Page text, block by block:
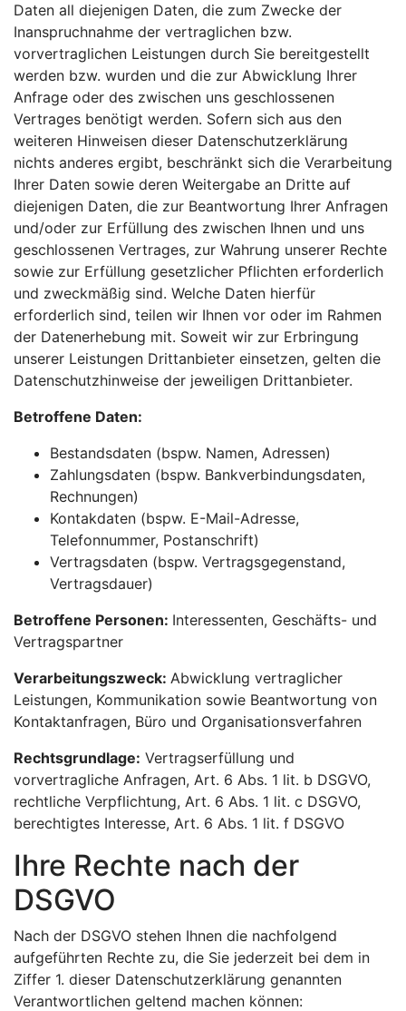
Daten all diejenigen Daten, die zum Zwecke der
Inanspruchnahme der vertraglichen bzw.
vorvertraglichen Leistungen durch Sie bereitgestellt
werden bzw. wurden und die zur Abwicklung Ihrer
Anfrage oder des zwischen uns geschlossenen
Vertrages benötigt werden. Sofern sich aus den
weiteren Hinweisen dieser Datenschutzerklärung
nichts anderes ergibt, beschränkt sich die Verarbeitung
Ihrer Daten sowie deren Weitergabe an Dritte auf
diejenigen Daten, die zur Beantwortung Ihrer Anfragen
und/oder zur Erfüllung des zwischen Ihnen und uns
geschlossenen Vertrages, zur Wahrung unserer Rechte
sowie zur Erfüllung gesetzlicher Pflichten erforderlich
und zweckmäßig sind. Welche Daten hierfür
erforderlich sind, teilen wir Ihnen vor oder im Rahmen
der Datenerhebung mit. Soweit wir zur Erbringung
unserer Leistungen Drittanbieter einsetzen, gelten die
Datenschutzhinweise der jeweiligen Drittanbieter.
Betroffene Daten:
Bestandsdaten (bspw. Namen, Adressen)
Zahlungsdaten (bspw. Bankverbindungsdaten,
Rechnungen)
Kontakdaten (bspw. E-Mail-Adresse,
Telefonnummer, Postanschrift)
Vertragsdaten (bspw. Vertragsgegenstand,
Vertragsdauer)
Betroffene Personen: Interessenten, Geschäfts- und
Vertragspartner
Verarbeitungszweck: Abwicklung vertraglicher
Leistungen, Kommunikation sowie Beantwortung von
Kontaktanfragen, Büro und Organisationsverfahren
Rechtsgrundlage: Vertragserfüllung und
vorvertragliche Anfragen, Art. 6 Abs. 1 lit. b DSGVO,
rechtliche Verpflichtung, Art. 6 Abs. 1 lit. c DSGVO,
berechtigtes Interesse, Art. 6 Abs. 1 lit. f DSGVO
Ihre Rechte nach der
DSGVO
Nach der DSGVO stehen Ihnen die nachfolgend
aufgeführten Rechte zu, die Sie jederzeit bei dem in
Ziffer 1. dieser Datenschutzerklärung genannten
Verantwortlichen geltend machen können: